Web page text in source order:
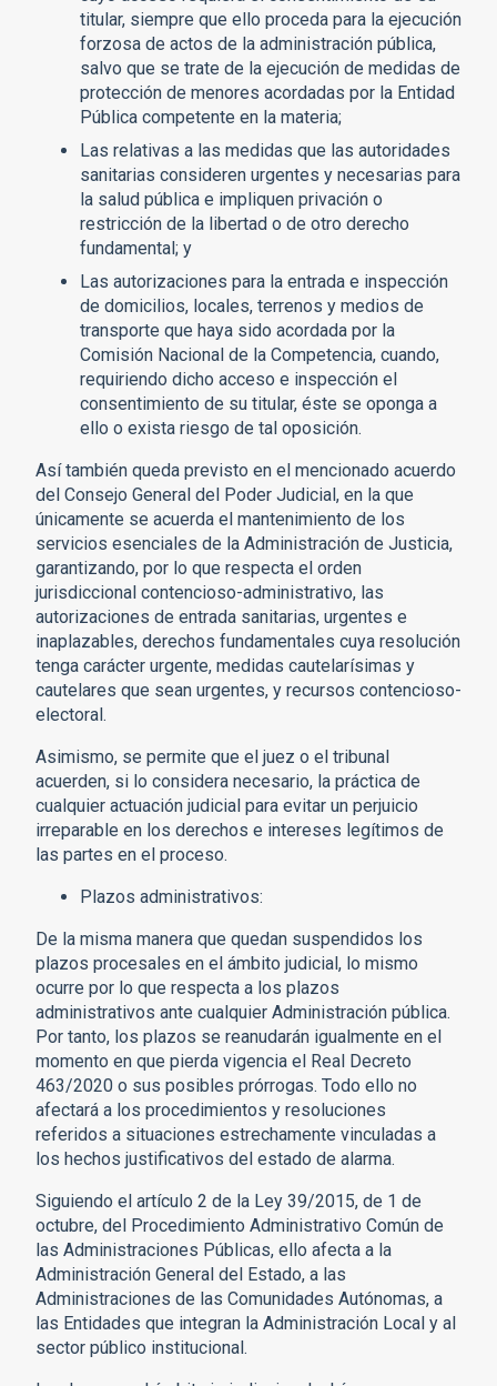
titular, siempre que ello proceda para la ejecución
forzosa de actos de la administración pública,
salvo que se trate de la ejecución de medidas de
protección de menores acordadas por la Entidad
Pública competente en la materia;
Las relativas a las medidas que las autoridades
sanitarias consideren urgentes y necesarias para
la salud pública e impliquen privación o
restricción de la libertad o de otro derecho
fundamental; y
Las autorizaciones para la entrada e inspección
de domicilios, locales, terrenos y medios de
transporte que haya sido acordada por la
Comisión Nacional de la Competencia, cuando,
requiriendo dicho acceso e inspección el
consentimiento de su titular, éste se oponga a
ello o exista riesgo de tal oposición.
Así también queda previsto en el mencionado acuerdo
del Consejo General del Poder Judicial, en la que
únicamente se acuerda el mantenimiento de los
servicios esenciales de la Administración de Justicia,
garantizando, por lo que respecta el orden
jurisdiccional contencioso-administrativo, las
autorizaciones de entrada sanitarias, urgentes e
inaplazables, derechos fundamentales cuya resolución
tenga carácter urgente, medidas cautelarísimas y
cautelares que sean urgentes, y recursos contencioso-
electoral.
Asimismo, se permite que el juez o el tribunal
acuerden, si lo considera necesario, la práctica de
cualquier actuación judicial para evitar un perjuicio
irreparable en los derechos e intereses legítimos de
las partes en el proceso.
Plazos administrativos:
De la misma manera que quedan suspendidos los
plazos procesales en el ámbito judicial, lo mismo
ocurre por lo que respecta a los plazos
administrativos ante cualquier Administración pública.
Por tanto, los plazos se reanudarán igualmente en el
momento en que pierda vigencia el Real Decreto
463/2020 o sus posibles prórrogas. Todo ello no
afectará a los procedimientos y resoluciones
referidos a situaciones estrechamente vinculadas a
los hechos justificativos del estado de alarma.
Siguiendo el artículo 2 de la Ley 39/2015, de 1 de
octubre, del Procedimiento Administrativo Común de
las Administraciones Públicas, ello afecta a la
Administración General del Estado, a las
Administraciones de las Comunidades Autónomas, a
las Entidades que integran la Administración Local y al
sector público institucional.